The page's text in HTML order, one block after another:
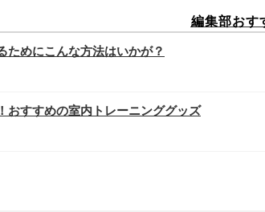
編集部おす
めにこんな方法はいかが？
おすすめの室内トレーニンググッズ